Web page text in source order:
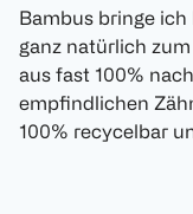
Bambus bringe ich
ganz natürlich
aus fast 100%
empfindlichen
100% recycelbar